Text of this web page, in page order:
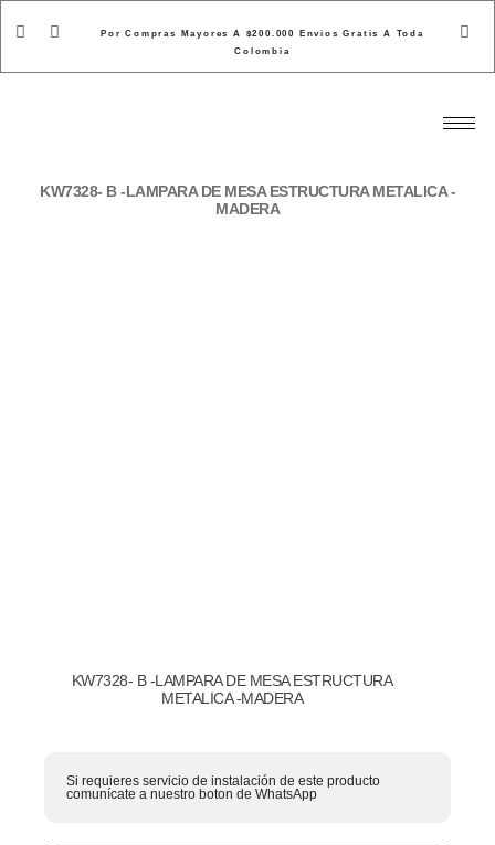
Por Compras Mayores A $200.000 Envios Gratis A Toda
Colombia
KW7328- B -LAMPARA DE MESA ESTRUCTURA METALICA -
MADERA
KW7328- B -LAMPARA DE MESA ESTRUCTURA
METALICA -MADERA
Si requieres servicio de instalación de este producto
comunícate a nuestro boton de WhatsApp